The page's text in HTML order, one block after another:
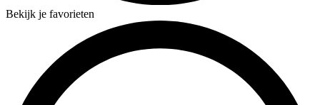
Bekijk je favorieten